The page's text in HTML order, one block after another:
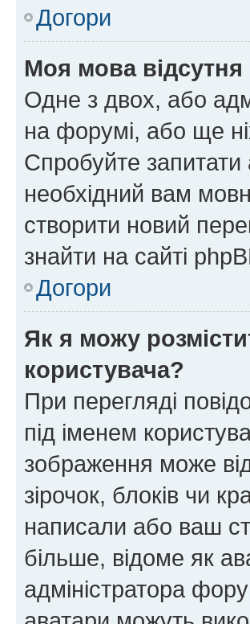
Догори
Моя мова відсутня
Одне з двох, або
на форумі, або ще
Спробуйте запитати
необхідний вам
створити новий
знайти на сайті
Догори
Як я можу
користувача?
При перегляді
під іменем
зображення може
зірочок, блоків чи
написали або ваш
більше, відоме як
адміністратора